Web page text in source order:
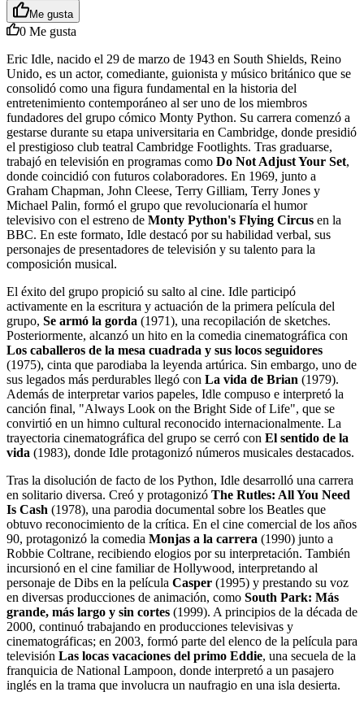
Me gusta
0 Me gusta
Eric Idle, nacido el 29 de marzo de 1943 en South Shields, Reino
Unido, es un actor, comediante, guionista y músico británico que se
consolidó como una figura fundamental en la historia del
entretenimiento contemporáneo al ser uno de los miembros
fundadores del grupo cómico Monty Python. Su carrera comenzó a
gestarse durante su etapa universitaria en Cambridge, donde presidió
el prestigioso club teatral Cambridge Footlights. Tras graduarse,
trabajó en televisión en programas como Do Not Adjust Your Set,
donde coincidió con futuros colaboradores. En 1969, junto a
Graham Chapman, John Cleese, Terry Gilliam, Terry Jones y
Michael Palin, formó el grupo que revolucionaría el humor
televisivo con el estreno de Monty Python's Flying Circus en la
BBC. En este formato, Idle destacó por su habilidad verbal, sus
personajes de presentadores de televisión y su talento para la
composición musical.
El éxito del grupo propició su salto al cine. Idle participó
activamente en la escritura y actuación de la primera película del
grupo, Se armó la gorda (1971), una recopilación de sketches.
Posteriormente, alcanzó un hito en la comedia cinematográfica con
Los caballeros de la mesa cuadrada y sus locos seguidores
(1975), cinta que parodiaba la leyenda artúrica. Sin embargo, uno de
sus legados más perdurables llegó con La vida de Brian (1979).
Además de interpretar varios papeles, Idle compuso e interpretó la
canción final, "Always Look on the Bright Side of Life", que se
convirtió en un himno cultural reconocido internacionalmente. La
trayectoria cinematográfica del grupo se cerró con El sentido de la
vida (1983), donde Idle protagonizó números musicales destacados.
Tras la disolución de facto de los Python, Idle desarrolló una carrera
en solitario diversa. Creó y protagonizó The Rutles: All You Need
Is Cash (1978), una parodia documental sobre los Beatles que
obtuvo reconocimiento de la crítica. En el cine comercial de los años
90, protagonizó la comedia Monjas a la carrera (1990) junto a
Robbie Coltrane, recibiendo elogios por su interpretación. También
incursionó en el cine familiar de Hollywood, interpretando al
personaje de Dibs en la película Casper (1995) y prestando su voz
en diversas producciones de animación, como South Park: Más
grande, más largo y sin cortes (1999). A principios de la década de
2000, continuó trabajando en producciones televisivas y
cinematográficas; en 2003, formó parte del elenco de la película para
televisión Las locas vacaciones del primo Eddie, una secuela de la
franquicia de National Lampoon, donde interpretó a un pasajero
inglés en la trama que involucra un naufragio en una isla desierta.